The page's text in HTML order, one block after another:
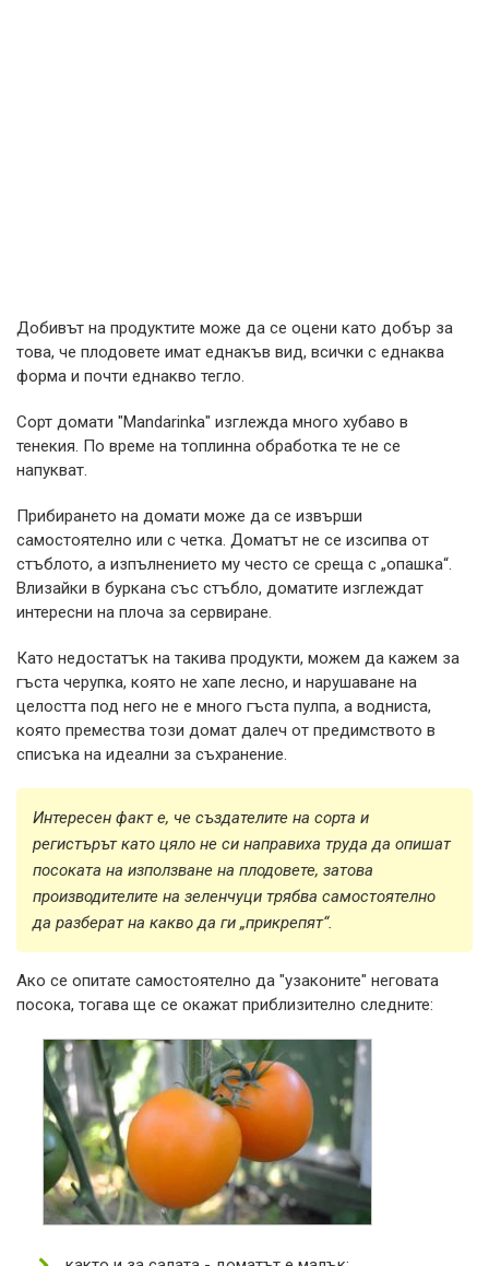
Добивът на продуктите може да се оцени като добър за
това, че плодовете имат еднакъв вид, всички с еднаква
форма и почти еднакво тегло.
Сорт домати "Mandarinka" изглежда много хубаво в
тенекия. По време на топлинна обработка те не се
напукват.
Прибирането на домати може да се извърши
самостоятелно или с четка. Доматът не се изсипва от
стъблото, а изпълнението му често се среща с „опашка“.
Влизайки в буркана със стъбло, доматите изглеждат
интересни на плоча за сервиране.
Като недостатък на такива продукти, можем да кажем за
гъста черупка, която не хапе лесно, и нарушаване на
целостта под него не е много гъста пулпа, а водниста,
която премества този домат далеч от предимството в
списъка на идеални за съхранение.
Интересен факт е, че създателите на сорта и
регистърът като цяло не си направиха труда да опишат
посоката на използване на плодовете, затова
производителите на зеленчуци трябва самостоятелно
да разберат на какво да ги „прикрепят“.
Ако се опитате самостоятелно да "узаконите" неговата
посока, тогава ще се окажат приблизително следните: